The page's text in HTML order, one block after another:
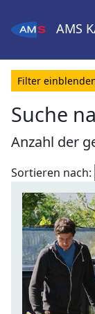
AMS
Filter ein
Suche
Anzahl der
Sortieren nach: